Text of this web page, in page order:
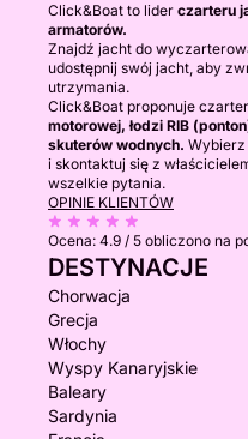
Click&Boat to lider czarteru
armatorów.
Znajdź jacht do
udostępnij swój jacht, aby
utrzymania.
Click&Boat proponuje czarter
motorowej, łodzi RIB
skuterów wodnych. Wybierz
i skontaktuj się z
wszelkie pytania.
OPINIE KLIENTÓW
Ocena: 4.9 / 5 obliczono na
DESTYNACJE
Chorwacja
Grecja
Włochy
Wyspy Kanaryjskie
Baleary
Sardynia